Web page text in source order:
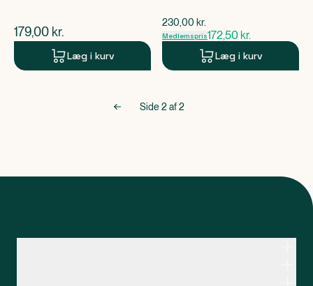
$nuværende pris
179,00 kr.
Læg i kurv
$gammel pris
230,00 kr.
Medlemspris172,50 kr.
Læg i kurv
Side2af2